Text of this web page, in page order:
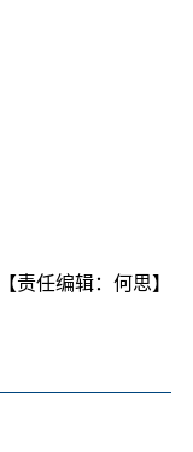
【责任编辑：何思】